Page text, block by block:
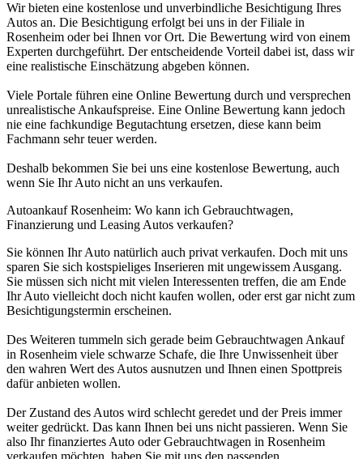
Wir bieten eine kostenlose und unverbindliche Besichtigung Ihres
Autos an. Die Besichtigung erfolgt bei uns in der Filiale in
Rosenheim oder bei Ihnen vor Ort. Die Bewertung wird von einem
Experten durchgeführt. Der entscheidende Vorteil dabei ist, dass wir
eine realistische Einschätzung abgeben können.
Viele Portale führen eine Online Bewertung durch und versprechen
unrealistische Ankaufspreise. Eine Online Bewertung kann jedoch
nie eine fachkundige Begutachtung ersetzen, diese kann beim
Fachmann sehr teuer werden.
Deshalb bekommen Sie bei uns eine kostenlose Bewertung, auch
wenn Sie Ihr Auto nicht an uns verkaufen.
Autoankauf Rosenheim: Wo kann ich Gebrauchtwagen,
Finanzierung und Leasing Autos verkaufen?
Sie können Ihr Auto natürlich auch privat verkaufen. Doch mit uns
sparen Sie sich kostspieliges Inserieren mit ungewissem Ausgang.
Sie müssen sich nicht mit vielen Interessenten treffen, die am Ende
Ihr Auto vielleicht doch nicht kaufen wollen, oder erst gar nicht zum
Besichtigungstermin erscheinen.
Des Weiteren tummeln sich gerade beim Gebrauchtwagen Ankauf
in Rosenheim viele schwarze Schafe, die Ihre Unwissenheit über
den wahren Wert des Autos ausnutzen und Ihnen einen Spottpreis
dafür anbieten wollen.
Der Zustand des Autos wird schlecht geredet und der Preis immer
weiter gedrückt. Das kann Ihnen bei uns nicht passieren. Wenn Sie
also Ihr finanziertes Auto oder Gebrauchtwagen in Rosenheim
verkaufen möchten, haben Sie mit uns den passenden